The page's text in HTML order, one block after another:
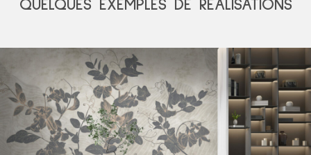
QUELQUES EXEMPLES DE RÉALISATIONS